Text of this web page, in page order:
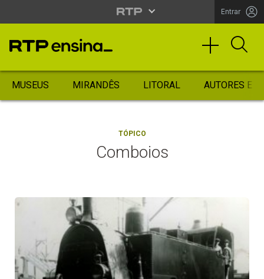
Entrar
MUSEUS MIRANDÊS LITORAL AUTORES
TÓPICO
Comboios